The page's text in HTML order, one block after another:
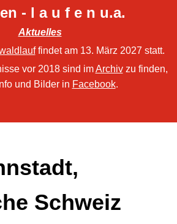
- l a u f e n u.a.
Aktuelles
findet am 13. März 2027 statt.
vor 2018 sind imArchivzu finden,
und Bilder in Facebook.
Schweiz